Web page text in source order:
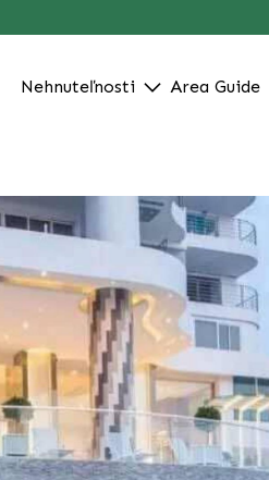
Nehnuteľnosti Area Guide